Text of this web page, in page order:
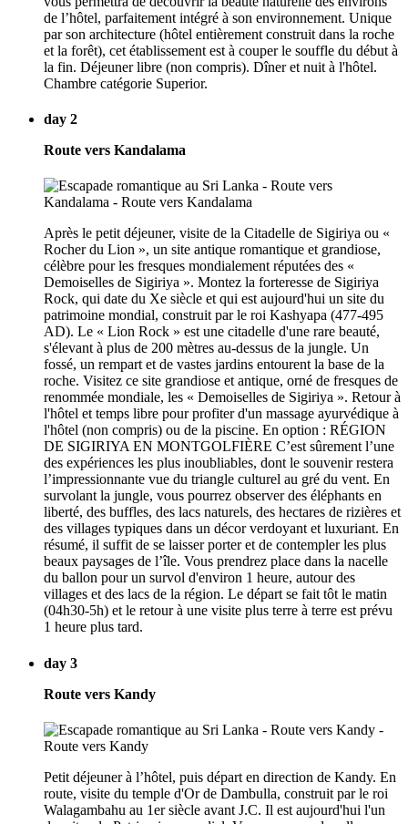
de l’hôtel, parfaitement intégré à son environnement. Unique
par son architecture (hôtel entièrement construit dans la roche
et la forêt), cet établissement est à couper le souffle du début à
la fin. Déjeuner libre (non compris). Dîner et nuit à l'hôtel.
Chambre catégorie Superior.
day 2
Route vers Kandalama
Après le petit déjeuner, visite de la Citadelle de Sigiriya ou «
Rocher du Lion », un site antique romantique et grandiose,
célèbre pour les fresques mondialement réputées des «
Demoiselles de Sigiriya ». Montez la forteresse de Sigiriya
Rock, qui date du Xe siècle et qui est aujourd'hui un site du
patrimoine mondial, construit par le roi Kashyapa (477-495
AD). Le « Lion Rock » est une citadelle d'une rare beauté,
s'élevant à plus de 200 mètres au-dessus de la jungle. Un
fossé, un rempart et de vastes jardins entourent la base de la
roche. Visitez ce site grandiose et antique, orné de fresques de
renommée mondiale, les « Demoiselles de Sigiriya ». Retour à
l'hôtel et temps libre pour profiter d'un massage ayurvédique à
l'hôtel (non compris) ou de la piscine. En option : RÉGION
DE SIGIRIYA EN MONTGOLFIÈRE C’est sûrement l’une
des expériences les plus inoubliables, dont le souvenir restera
l’impressionnante vue du triangle culturel au gré du vent. En
survolant la jungle, vous pourrez observer des éléphants en
liberté, des buffles, des lacs naturels, des hectares de rizières et
des villages typiques dans un décor verdoyant et luxuriant. En
résumé, il suffit de se laisser porter et de contempler les plus
beaux paysages de l’île. Vous prendrez place dans la nacelle
du ballon pour un survol d'environ 1 heure, autour des
villages et des lacs de la région. Le départ se fait tôt le matin
(04h30-5h) et le retour à une visite plus terre à terre est prévu
1 heure plus tard.
day 3
Route vers Kandy
Petit déjeuner à l’hôtel, puis départ en direction de Kandy. En
route, visite du temple d'Or de Dambulla, construit par le roi
Walagambahu au 1er siècle avant J.C. Il est aujourd'hui l'un